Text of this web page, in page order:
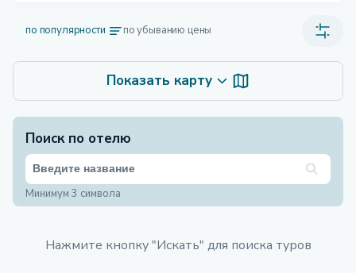
по популярности по убыванию цены
Показать карту
Поиск по отелю
Минимум 3 символа
Нажмите кнопку "Искать" для поиска туров